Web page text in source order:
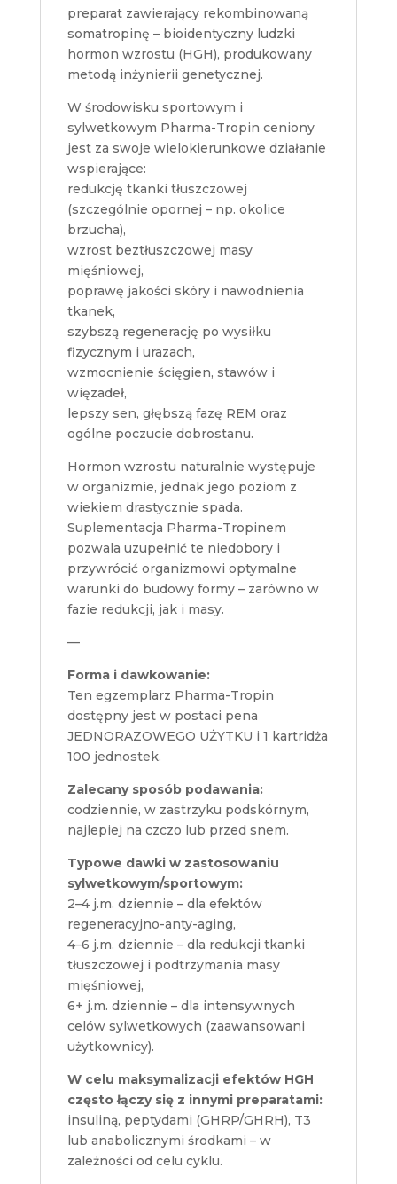
preparat zawierający rekombinowaną
somatropinę – bioidentyczny ludzki
hormon wzrostu (HGH), produkowany
metodą inżynierii genetycznej.
W środowisku sportowym i
sylwetkowym Pharma-Tropin ceniony
jest za swoje wielokierunkowe działanie
wspierające:
redukcję tkanki tłuszczowej
(szczególnie opornej – np. okolice
brzucha),
wzrost beztłuszczowej masy
mięśniowej,
poprawę jakości skóry i nawodnienia
tkanek,
szybszą regenerację po wysiłku
fizycznym i urazach,
wzmocnienie ścięgien, stawów i
więzadeł,
lepszy sen, głębszą fazę REM oraz
ogólne poczucie dobrostanu.
Hormon wzrostu naturalnie występuje
w organizmie, jednak jego poziom z
wiekiem drastycznie spada.
Suplementacja Pharma-Tropinem
pozwala uzupełnić te niedobory i
przywrócić organizmowi optymalne
warunki do budowy formy – zarówno w
fazie redukcji, jak i masy.
—
Forma i dawkowanie:
Ten egzemplarz Pharma-Tropin
dostępny jest w postaci pena
JEDNORAZOWEGO UŻYTKU i 1 kartridża
100 jednostek.
Zalecany sposób podawania:
codziennie, w zastrzyku podskórnym,
najlepiej na czczo lub przed snem.
Typowe dawki w zastosowaniu
sylwetkowym/sportowym:
2–4 j.m. dziennie – dla efektów
regeneracyjno-anty-aging,
4–6 j.m. dziennie – dla redukcji tkanki
tłuszczowej i podtrzymania masy
mięśniowej,
6+ j.m. dziennie – dla intensywnych
celów sylwetkowych (zaawansowani
użytkownicy).
W celu maksymalizacji efektów HGH
często łączy się z innymi preparatami:
insuliną, peptydami (GHRP/GHRH), T3
lub anabolicznymi środkami – w
zależności od celu cyklu.